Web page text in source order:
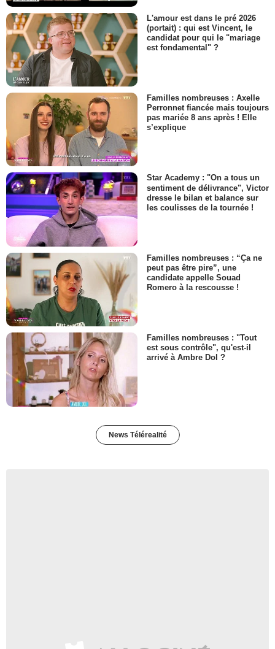
L'amour est dans le pré 2026
(portait) : qui est Vincent, le
candidat pour qui le "mariage
est fondamental" ?
Familles nombreuses : Axelle
Perronnet fiancée mais toujours
pas mariée 8 ans après ! Elle
s’explique
Star Academy : "On a tous un
sentiment de délivrance", Victor
dresse le bilan et balance sur
les coulisses de la tournée !
Familles nombreuses : “Ça ne
peut pas être pire”, une
candidate appelle Souad
Romero à la rescousse !
Familles nombreuses : "Tout
est sous contrôle", qu'est-il
arrivé à Ambre Dol ?
News Télérealité